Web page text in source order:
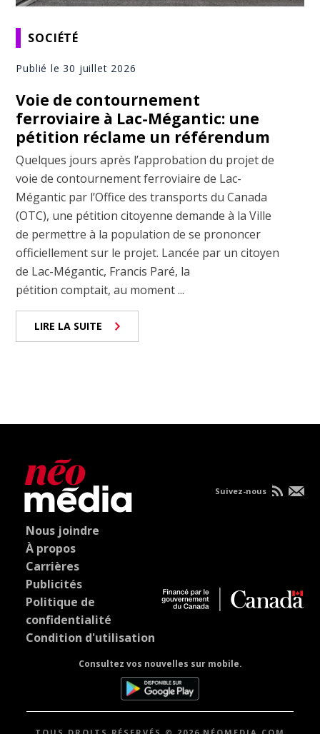
SOCIÉTÉ
Publié le 30 juillet 2026
Voie de contournement
ferroviaire à Lac-Mégantic: une
pétition réclame un référendum
Quelques jours après l’approbation du projet de
voie de contournement ferroviaire de Lac-
Mégantic par l’Office des transports du Canada
(OTC), une pétition citoyenne demande à la Ville
de permettre à la population de se prononcer
officiellement sur le projet. Lancée par un citoyen
de Lac-Mégantic, Francis Paré, la
pétition comptait, au moment ...
LIRE LA SUITE
Nous joindre
À propos
Carrières
Publicités
Politique de
confidentialité
Condition d'utilisation
Consultez vos nouvelles sur mobile.
Suivez-nous